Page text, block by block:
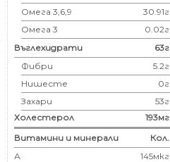
Омега 3,6,9
30.91г
Омега 3
0.02г
Въглехидрати
63г
Фибри
5.2г
Нишесте
0г
Захари
53г
Холестерол
193мг
Витамини и минерали
Кол.
А
145мкг